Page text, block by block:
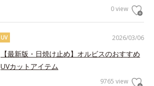
0 view
2026/03/06
UV
【最新版・日焼け止め】オルビスのおすすめ
UVカットアイテム
9765 view